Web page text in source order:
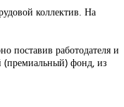
коллектив. На
поставив работодателя и
(премиальный) фонд, из